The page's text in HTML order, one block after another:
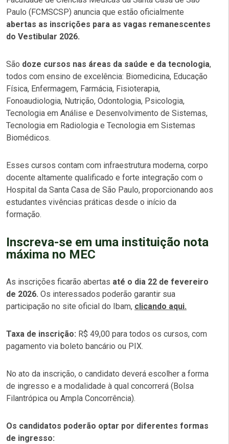
Paulo (FCMSCSP) anuncia que estão oficialmente
abertas as inscrições para as vagas remanescentes
do Vestibular 2026.
São doze cursos nas áreas da saúde e da tecnologia,
todos com ensino de excelência: Biomedicina, Educação
Física, Enfermagem, Farmácia, Fisioterapia,
Fonoaudiologia, Nutrição, Odontologia, Psicologia,
Tecnologia em Análise e Desenvolvimento de Sistemas,
Tecnologia em Radiologia e Tecnologia em Sistemas
Biomédicos.
Esses cursos contam com infraestrutura moderna, corpo
docente altamente qualificado e forte integração com o
Hospital da Santa Casa de São Paulo, proporcionando aos
estudantes vivências práticas desde o início da
formação.
Inscreva-se em uma instituição nota
máxima no MEC
As inscrições ficarão abertas até o dia 22 de fevereiro
de 2026. Os interessados poderão garantir sua
participação no site oficial do Ibam, clicando aqui.
Taxa de inscrição: R$ 49,00 para todos os cursos, com
pagamento via boleto bancário ou PIX.
No ato da inscrição, o candidato deverá escolher a forma
de ingresso e a modalidade à qual concorrerá (Bolsa
Filantrópica ou Ampla Concorrência).
Os candidatos poderão optar por diferentes formas
de ingresso: